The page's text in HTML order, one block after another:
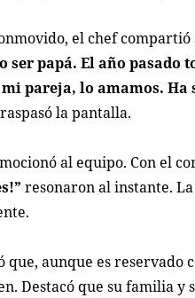
el chef compartió
ser papá. El año pasado
pareja, lo amamos. Ha
la pantalla.
al equipo. Con el
resonaron al instante.
que, aunque es
Destacó que su familia